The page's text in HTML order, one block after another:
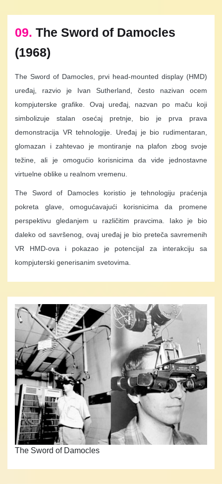
09. The Sword of Damocles
(1968)
The Sword of Damocles, prvi head-mounted display (HMD)
uređaj, razvio je Ivan Sutherland, često nazivan ocem
kompjuterske grafike. Ovaj uređaj, nazvan po maču koji
simbolizuje stalan osećaj pretnje, bio je prva prava
demonstracija VR tehnologije. Uređaj je bio rudimentaran,
glomazan i zahtevao je montiranje na plafon zbog svoje
težine, ali je omogućio korisnicima da vide jednostavne
virtuelne oblike u realnom vremenu.
The Sword of Damocles koristio je tehnologiju praćenja
pokreta glave, omogućavajući korisnicima da promene
perspektivu gledanjem u različitim pravcima. Iako je bio
daleko od savršenog, ovaj uređaj je bio preteča savremenih
VR HMD-ova i pokazao je potencijal za interakciju sa
kompjuterski generisanim svetovima.
The Sword of Damocles